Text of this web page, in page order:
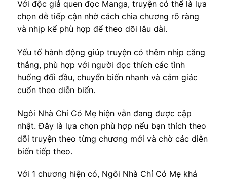
Với độc giả quen đọc Manga, truyện có thể là lựa
chọn dễ tiếp cận nhờ cách chia chương rõ ràng
và nhịp kể phù hợp để theo dõi lâu dài.
Yếu tố hành động giúp truyện có thêm nhịp căng
thẳng, phù hợp với người đọc thích các tình
huống đối đầu, chuyển biến nhanh và cảm giác
cuốn theo diễn biến.
Ngôi Nhà Chỉ Có Mẹ hiện vẫn đang được cập
nhật. Đây là lựa chọn phù hợp nếu bạn thích theo
dõi truyện theo từng chương mới và chờ các diễn
biến tiếp theo.
Với 1 chương hiện có, Ngôi Nhà Chỉ Có Mẹ khá